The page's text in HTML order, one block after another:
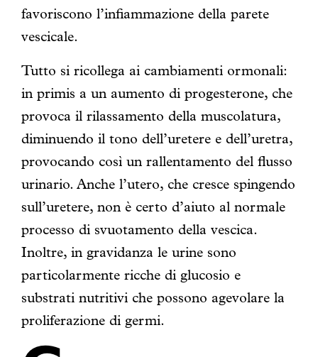
favoriscono l’infiammazione della parete
vescicale.
Tutto si ricollega ai cambiamenti ormonali:
in primis a un aumento di progesterone, che
provoca il rilassamento della muscolatura,
diminuendo il tono dell’uretere e dell’uretra,
provocando così un rallentamento del flusso
urinario. Anche l’utero, che cresce spingendo
sull’uretere, non è certo d’aiuto al normale
processo di svuotamento della vescica.
Inoltre, in gravidanza le urine sono
particolarmente ricche di glucosio e
substrati nutritivi che possono agevolare la
proliferazione di germi.